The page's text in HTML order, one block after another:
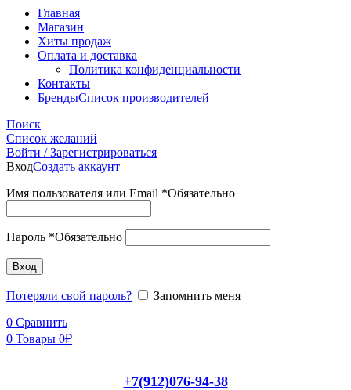
Главная
Магазин
Хиты продаж
Оплата и доставка
Политика конфиденциальности
Контакты
БрендыСписок производителей
Поиск
Список желаний
Войти / Зарегистрироваться
ВходСоздать аккаунт
Имя пользователя или Email *Обязательно
Пароль *Обязательно
Вход
Потеряли свой пароль?
Запомнить меня
0 Сравнить
0 Товары 0₽
+7(912)076-94-38